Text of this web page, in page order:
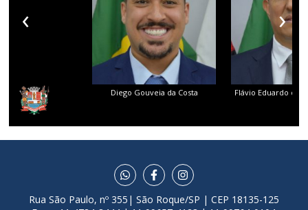
Diego Gouveia da Costa Flávio Eduardo dos
‹ ›
Rua São Paulo, nº 355| São Roque/SP | CEP 18135-125